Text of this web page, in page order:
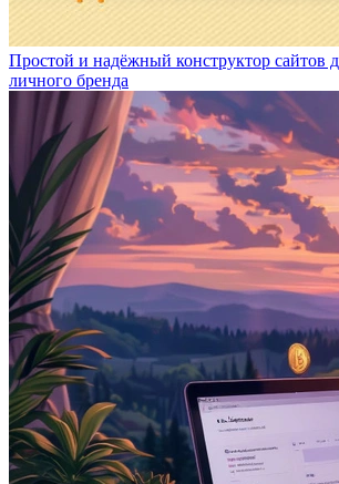
Простой и надёжный конструктор сайтов
личного бренда